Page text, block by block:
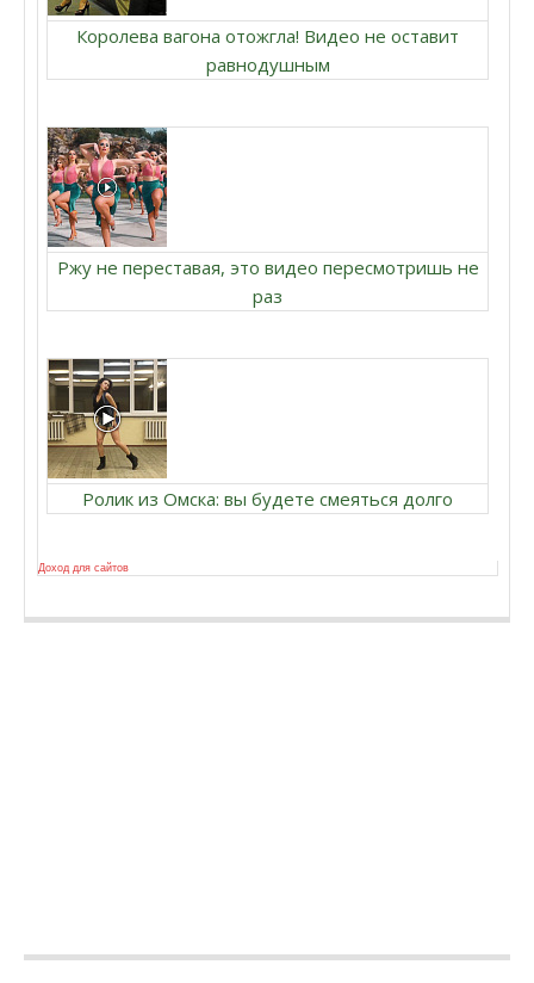
Королева вагона отожгла! Видео не оставит
равнодушным
Ржу не переставая, это видео пересмотришь не
раз
Ролик из Омска: вы будете смеяться долго
Доход для сайтов